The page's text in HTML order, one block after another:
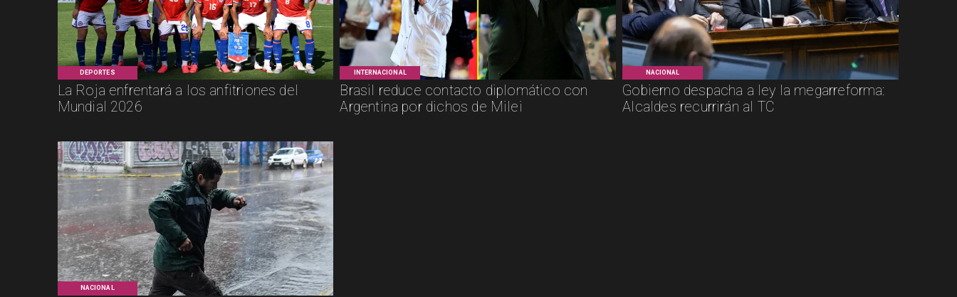
DEPORTES
La Roja enfrentará a los anfitriones del
Mundial 2026
INTERNACIONAL
Brasil reduce contacto diplomático con
Argentina por dichos de Milei
NACIONAL
Gobierno despacha a ley la megarreforma:
Alcaldes recurrirán al TC
NACIONAL